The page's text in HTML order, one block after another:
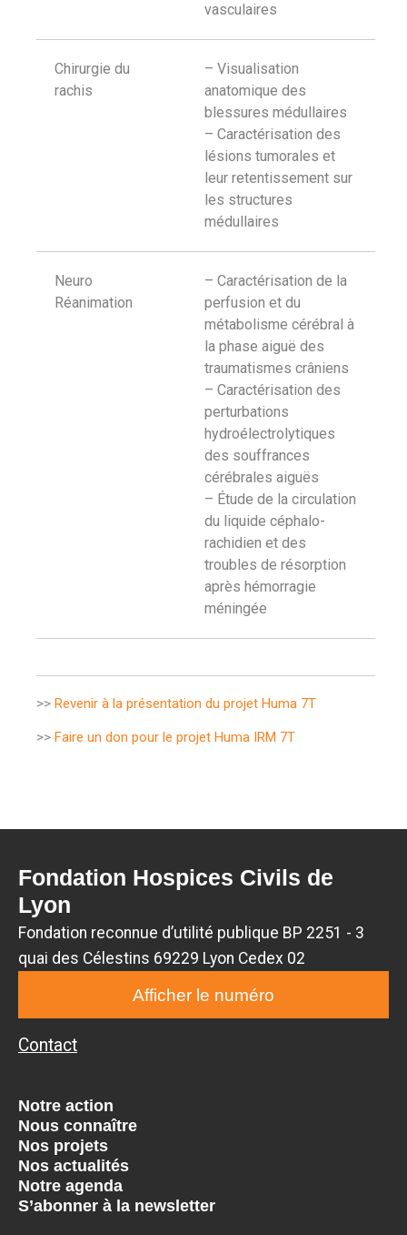
vasculaires
Chirurgie du
rachis
– Visualisation
anatomique des
blessures médullaires
– Caractérisation des
lésions tumorales et
leur retentissement sur
les structures
médullaires
Neuro
Réanimation
– Caractérisation de la
perfusion et du
métabolisme cérébral à
la phase aiguë des
traumatismes crâniens
– Caractérisation des
perturbations
hydroélectrolytiques
des souffrances
cérébrales aiguës
– Étude de la circulation
du liquide céphalo-
rachidien et des
troubles de résorption
après hémorragie
méningée
>> Revenir à la présentation du projet Huma 7T
>> Faire un don pour le projet Huma IRM 7T
Fondation Hospices Civils de
Lyon
Fondation reconnue d’utilité publique BP 2251 - 3
quai des Célestins 69229 Lyon Cedex 02
Afficher le numéro
Contact
Notre action
Nous connaître
Nos projets
Nos actualités
Notre agenda
S’abonner à la newsletter